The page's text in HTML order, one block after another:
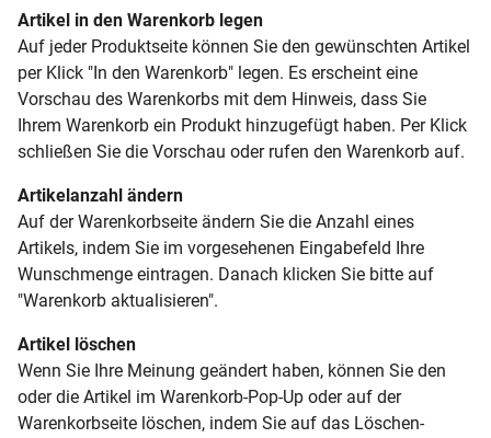
Artikel in den Warenkorb legen
Auf jeder Produktseite können Sie den gewünschten Artikel
per Klick "In den Warenkorb" legen. Es erscheint eine
Vorschau des Warenkorbs mit dem Hinweis, dass Sie
Ihrem Warenkorb ein Produkt hinzugefügt haben. Per Klick
schließen Sie die Vorschau oder rufen den Warenkorb auf.
Artikelanzahl ändern
Auf der Warenkorbseite ändern Sie die Anzahl eines
Artikels, indem Sie im vorgesehenen Eingabefeld Ihre
Wunschmenge eintragen. Danach klicken Sie bitte auf
"Warenkorb aktualisieren".
Artikel löschen
Wenn Sie Ihre Meinung geändert haben, können Sie den
oder die Artikel im Warenkorb-Pop-Up oder auf der
Warenkorbseite löschen, indem Sie auf das Löschen-